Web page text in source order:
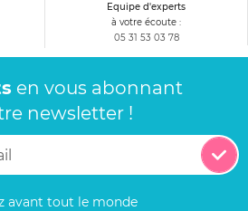
Equipe d'experts
à votre écoute :
05 31 53 03 78
en vous abonnant
newsletter !
avant tout le monde